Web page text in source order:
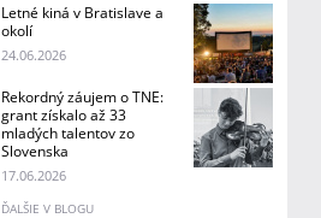
Letné kiná v Bratislave a
okolí
24.06.2026
Rekordný záujem o TNE:
grant získalo až 33
mladých talentov zo
Slovenska
17.06.2026
ĎALŠIE V BLOGU